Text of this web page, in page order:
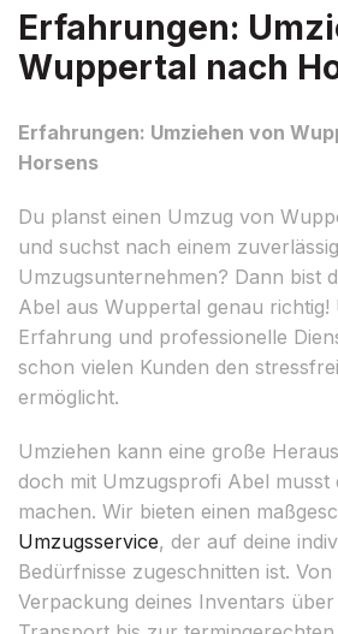
Erfahrungen:
Wuppertal nach
Erfahrungen: Umziehen von
Horsens
Du planst einen Umzug von
und suchst nach einem
Umzugsunternehmen? Dann bist
Abel aus Wuppertal genau richtig!
Erfahrung und professionelle
schon vielen Kunden den
ermöglicht.
Umziehen kann eine große
doch mit Umzugsprofi Abel musst
machen. Wir bieten einen
Umzugsservice, der auf deine
Bedürfnisse zugeschnitten ist.
Verpackung deines Inventars